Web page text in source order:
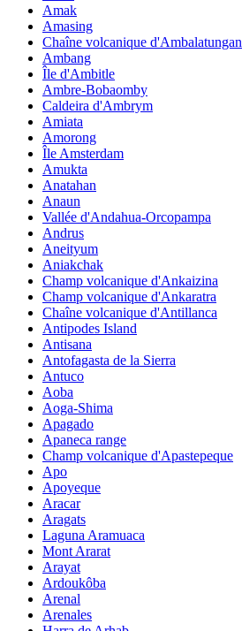
Amak
Amasing
Chaîne volcanique d'Ambalatungan
Ambang
Île d'Ambitle
Ambre-Bobaomby
Caldeira d'Ambrym
Amiata
Amorong
Île Amsterdam
Amukta
Anatahan
Anaun
Vallée d'Andahua-Orcopampa
Andrus
Aneityum
Aniakchak
Champ volcanique d'Ankaizina
Champ volcanique d'Ankaratra
Chaîne volcanique d'Antillanca
Antipodes Island
Antisana
Antofagasta de la Sierra
Antuco
Aoba
Aoga-Shima
Apagado
Apaneca range
Champ volcanique d'Apastepeque
Apo
Apoyeque
Aracar
Aragats
Laguna Aramuaca
Mont Ararat
Arayat
Ardoukôba
Arenal
Arenales